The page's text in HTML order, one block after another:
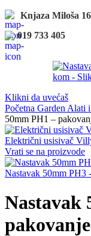
Knjaza Miloša
019 733 405
Klikni da uvećaš
Početna Garden Alati i
50mm PH1 –
Električni usisivač
Vrati se na proizvode
Nastavak 50mm PH3
Nastavak